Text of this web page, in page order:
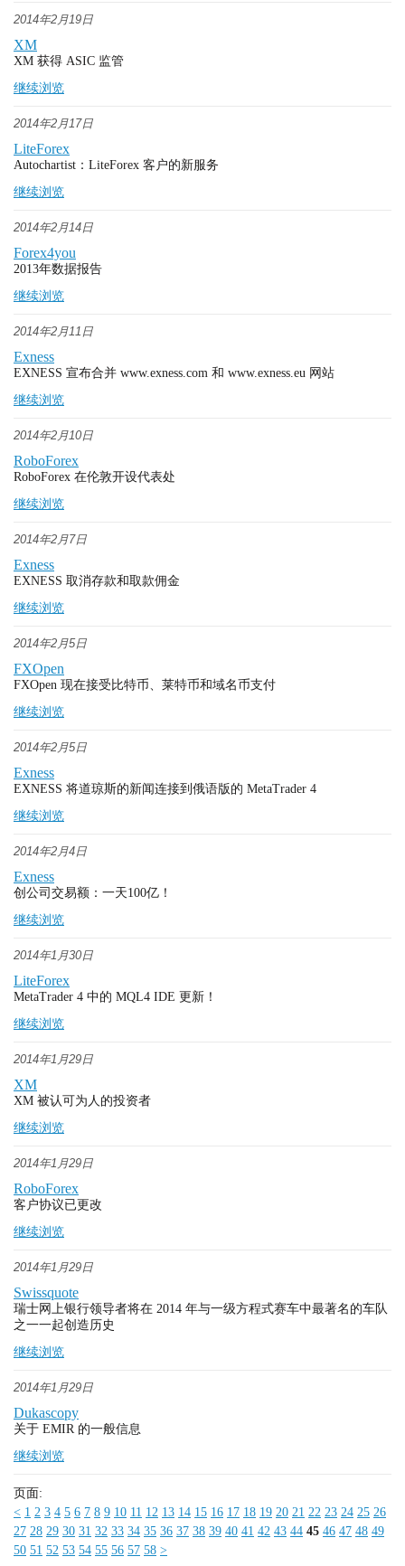
2014年2月19日
XM
XM 获得 ASIC 监管
继续浏览
2014年2月17日
LiteForex
Autochartist：LiteForex 客户的新服务
继续浏览
2014年2月14日
Forex4you
2013年数据报告
继续浏览
2014年2月11日
Exness
EXNESS 宣布合并 www.exness.com 和 www.exness.eu 网站
继续浏览
2014年2月10日
RoboForex
RoboForex 在伦敦开设代表处
继续浏览
2014年2月7日
Exness
EXNESS 取消存款和取款佣金
继续浏览
2014年2月5日
FXOpen
FXOpen 现在接受比特币、莱特币和域名币支付
继续浏览
2014年2月5日
Exness
EXNESS 将道琼斯的新闻连接到俄语版的 MetaTrader 4
继续浏览
2014年2月4日
Exness
创公司交易额：一天100亿！
继续浏览
2014年1月30日
LiteForex
MetaTrader 4 中的 MQL4 IDE 更新！
继续浏览
2014年1月29日
XM
XM 被认可为人的投资者
继续浏览
2014年1月29日
RoboForex
客户协议已更改
继续浏览
2014年1月29日
Swissquote
瑞士网上银行领导者将在 2014 年与一级方程式赛车中最著名的车队
之一一起创造历史
继续浏览
2014年1月29日
Dukascopy
关于 EMIR 的一般信息
继续浏览
页面:
< 1 2 3 4 5 6 7 8 9 10 11 12 13 14 15 16 17 18 19 20 21 22 23 24 25 26
27 28 29 30 31 32 33 34 35 36 37 38 39 40 41 42 43 44 45 46 47 48 49
50 51 52 53 54 55 56 57 58 >